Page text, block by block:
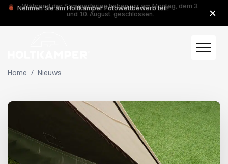
Während der Sommerferien haben wir am Montag, dem 3.
und 10. August, geschlossen.
Home / Nieuws